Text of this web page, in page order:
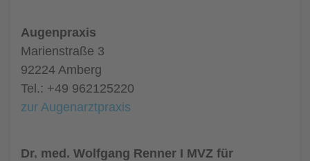
Augenpraxis
Marienstraße 3
92224 Amberg
Tel.: +49 962125220
zur Augenarztpraxis
Dr. med. Wolfgang Renner I MVZ für